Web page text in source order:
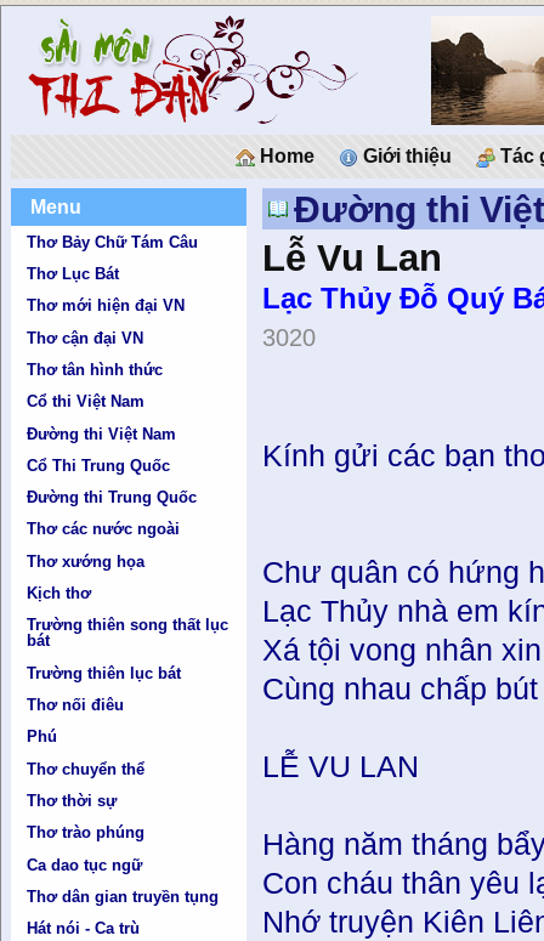
Home Giới thiệu Tác
Menu
Thơ Bảy Chữ Tám Câu
Thơ Lục Bát
Thơ mới hiện đại VN
Thơ cận đại VN
Thơ tân hình thức
Cổ thi Việt Nam
Đường thi Việt Nam
Cổ Thi Trung Quốc
Đường thi Trung Quốc
Thơ các nước ngoài
Thơ xướng họa
Kịch thơ
Trường thiên song thất lục
bát
Trường thiên lục bát
Thơ nối điêu
Phú
Thơ chuyển thể
Thơ thời sự
Thơ trào phúng
Ca dao tục ngữ
Thơ dân gian truyền tụng
Hát nói - Ca trù
Đường thi
Lễ Vu Lan
Lạc Thủy Ðỗ Quý
3020
Kính gửi các bạn
Chư quân có hứng
Lạc Thủy nhà em
Xá tội vong nhân
Cùng nhau chấp
LỄ VU LAN
Hàng năm tháng
Con cháu thân yêu
Nhớ truyện Kiên